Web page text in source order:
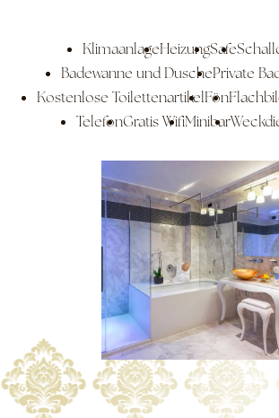
KlimaanlageHeizungSafe
Badewanne und DuschePrivate
Kostenlose ToilettenartikelFön
TelefonGratis WifiMinibar